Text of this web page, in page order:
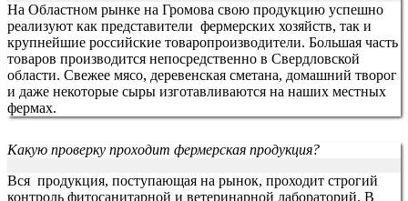
На Областном рынке на Громова свою продукцию успешно
реализуют как представители фермерских хозяйств, так и
крупнейшие российские товаропроизводители. Большая часть
товаров производится непосредственно в Свердловской
области. Свежее мясо, деревенская сметана, домашний творог
и даже некоторые сыры изготавливаются на наших местных
фермах.
Какую проверку проходит фермерская продукция?
Вся продукция, поступающая на рынок, проходит строгий
контроль фитосанитарной и ветеринарной лабораторий. В